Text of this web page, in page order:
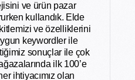
ve ürün pazar
kullandık. Elde
ve özelliklerini
keywordler ile
sonuçlar ile çok
ilk 100’e
ihtiyacımız olan